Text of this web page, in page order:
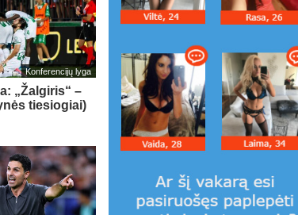
Konferencijų lyga
„Žalgiris“ –
tiesiogiai)